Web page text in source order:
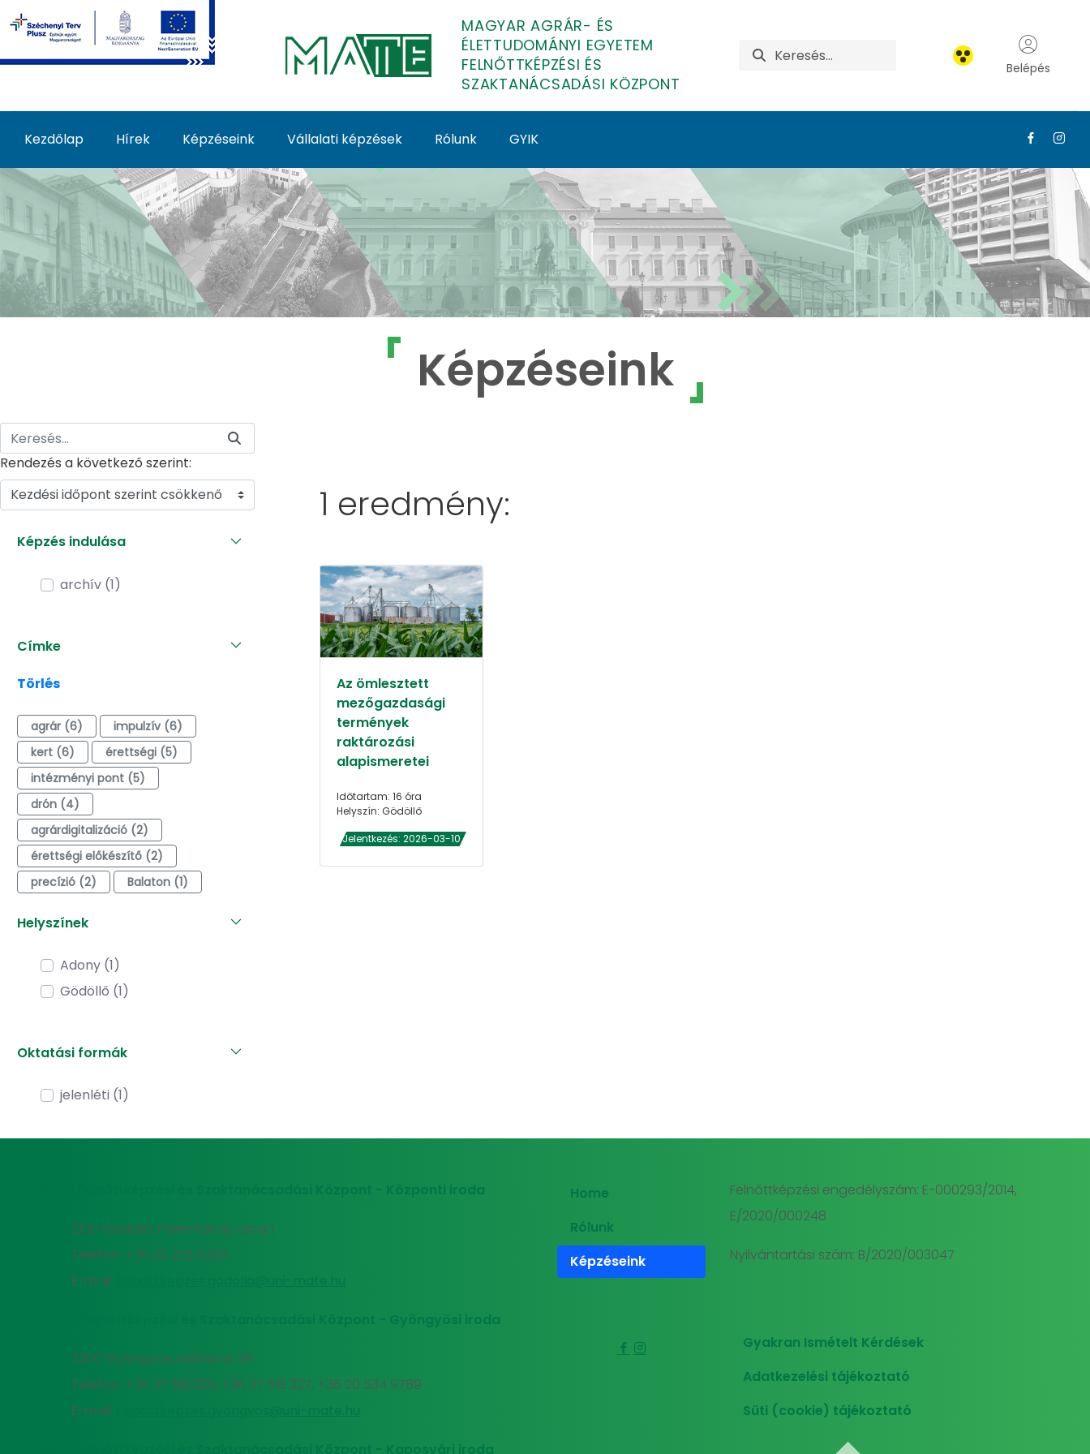
Ugrás a fő tartalomhoz
MAGYAR AGRÁR- ÉS
ÉLETTUDOMÁNYI EGYETEM
FELNŐTTKÉPZÉSI ÉS
SZAKTANÁCSADÁSI KÖZPONT
Belépés
Kezdőlap Hírek Képzéseink Vállalati képzések Rólunk GYIK
Képzéseink - MATE Felnőttképzés
Képzéseink
Rendezés a következő szerint:
Kezdési időpont szerint csökkenő
Képzés indulása
archív (1)
Címke
Törlés
agrár (6)
impulzív (6)
kert (6)
érettségi (5)
intézményi pont (5)
drón (4)
agrárdigitalizáció (2)
érettségi előkészítő (2)
precízió (2)
Balaton (1)
Helyszínek
Adony (1)
Gödöllő (1)
Oktatási formák
jelenléti (1)
1 eredmény:
Az ömlesztett
mezőgazdasági
termények
raktározási
alapismeretei
Időtartam: 16 óra
Helyszín: Gödöllő
Jelentkezés: 2026-03-10
2100 Gödöllő, Páter Károly utca 1.
Telefon: +36 30 272 0206
E-mail:
MATE Felnőttképzési és Szaktanácsadási Központ - Gyöngyösi iroda
3200 Gyöngyös, Mátrai út 36.
Telefon: +36 37 518 326, +36 37 518 327, +36 20 534 9789
E-mail:
Home
Rólunk
Képzéseink
Felnőttképzési engedélyszám: E-000293/2014,
E/2020/000248
Nyilvántartási szám: B/2020/003047
Gyakran Ismételt Kérdések
Adatkezelési tájékoztató
Süti (cookie) tájékoztató